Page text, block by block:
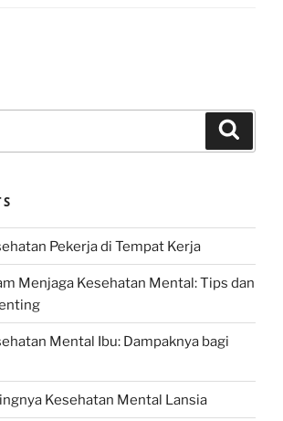
Pekerja di Tempat Kerja
Menjaga Kesehatan Mental: Tips dan
Mental Ibu: Dampaknya bagi
Kesehatan Mental Lansia